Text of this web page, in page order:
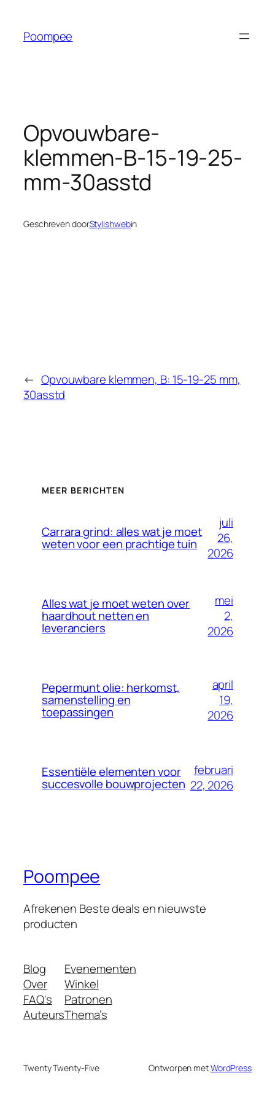
Poompee
Opvouwbare-
klemmen-B-15-19-25-
mm-30asstd
Geschreven doorStylishwebin
← Opvouwbare klemmen, B: 15-19-25 mm,
30asstd
MEER BERICHTEN
Carrara grind: alles wat je moet
weten voor een prachtige tuin
juli
26,
2026
Alles wat je moet weten over
haardhout netten en
leveranciers
mei
2,
2026
Pepermunt olie: herkomst,
samenstelling en
toepassingen
april
19,
2026
Essentiële elementen voor
succesvolle bouwprojecten
februari
22, 2026
Poompee
Afrekenen Beste deals en nieuwste
producten
Blog
Over
FAQ's
Auteurs
Evenementen
Winkel
Patronen
Thema’s
Twenty Twenty-Five Ontworpen metWordPress